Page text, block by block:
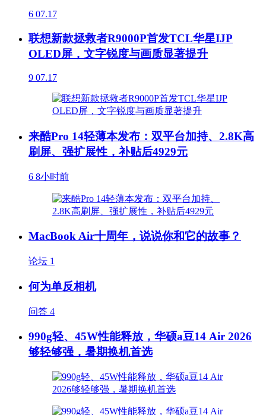
6 07.17
联想新款拯救者R9000P首发TCL华星IJP
OLED屏，文字锐度与画质显著提升
9 07.17
来酷Pro 14轻薄本发布：双平台加持、2.8K高
刷屏、强扩展性，补贴后4929元
6 8小时前
MacBook Air十周年，说说你和它的故事？
论坛 1
何为单反相机
问答 4
990g轻、45W性能释放，华硕a豆14 Air 2026
够轻够强，暑期换机首选